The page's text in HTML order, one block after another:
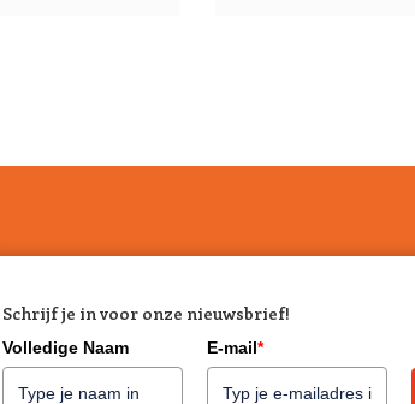
Schrijf je in voor onze nieuwsbrief!
Volledige Naam E-mail*